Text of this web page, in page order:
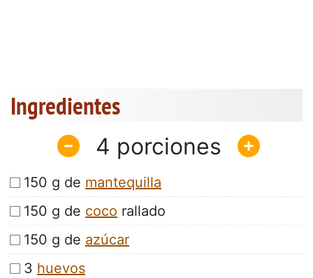
Ingredientes
4
150 g de mantequilla
150 g de coco rallado
150 g de azúcar
3 huevos